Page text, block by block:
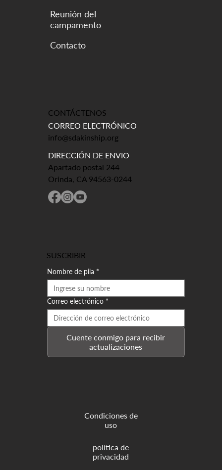
Reunión del
campamento
CONTÁCTENOS
CORREO ELECTRÓNICO
info@sdakinship.org
DIRECCIÓN DE ENVIO
Apartado postal 244
Orinda, CA 94563-0244
SUSCRIBIR
Nombre de pila *
Correo electrónico *
Cuente conmigo para recibir
actualizaciones
Condiciones de
uso
política de
privacidad